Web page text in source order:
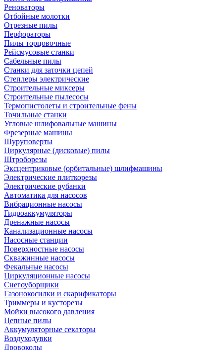
Реноваторы
Отбойные молотки
Отрезные пилы
Перфораторы
Пилы торцовочные
Рейсмусовые станки
Сабельные пилы
Станки для заточки цепей
Степлеры электрические
Строительные миксеры
Строительные пылесосы
Термопистолеты и строительные фены
Точильные станки
Угловые шлифовальные машины
Фрезерные машины
Шуруповерты
Циркулярные (дисковые) пилы
Штроборезы
Эксцентриковые (орбитальные) шлифмашины
Электрические плиткорезы
Электрические рубанки
Автоматика для насосов
Вибрационные насосы
Гидроаккумуляторы
Дренажные насосы
Канализационные насосы
Насосные станции
Поверхностные насосы
Скважинные насосы
Фекальные насосы
Циркуляционные насосы
Снегоуборщики
Газонокосилки и скарификаторы
Триммеры и кусторезы
Мойки высокого давления
Цепные пилы
Аккумуляторные секаторы
Воздуходувки
Дровоколы